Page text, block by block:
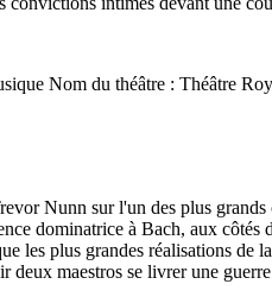
Nom du théâtre : Théâtre
Nunn sur l'un des plus
dominatrice à Bach, aux
les plus grandes réalisations
maestros se livrer une